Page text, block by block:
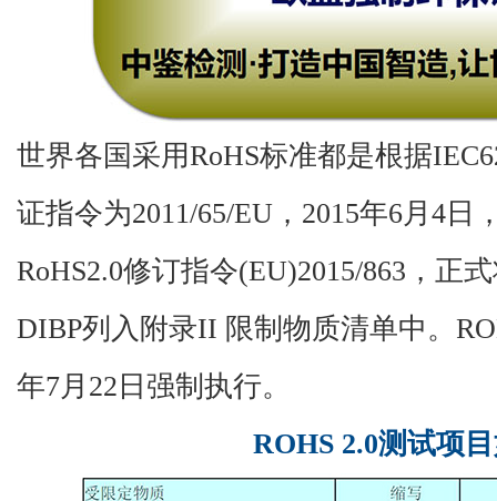
世界各国采用RoHS标准都是根据
证指令为2011/65/EU ， 2015年6月 4 日
RoHS2.0修订指令(EU)2015/863 ，正
DIBP列入附录II 限制物质清单中。
年7月 22 日强制执行。
ROHS 2.0测试项